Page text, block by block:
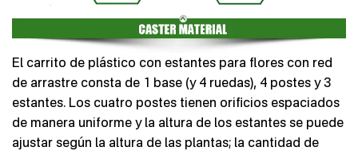
El carrito de plástico con estantes para flores con red
de arrastre consta de 1 base (y 4 ruedas), 4 postes y 3
estantes. Los cuatro postes tienen orificios espaciados
de manera uniforme y la altura de los estantes se puede
ajustar según la altura de las plantas; la cantidad de